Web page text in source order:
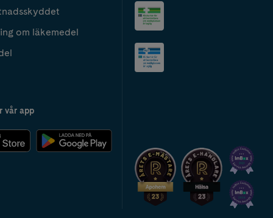
om läkemedel
vår app
2024